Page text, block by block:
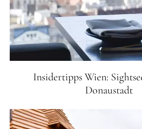
Insidertipps Wien:
Donaustadt